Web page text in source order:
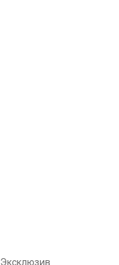
Эксклюзив